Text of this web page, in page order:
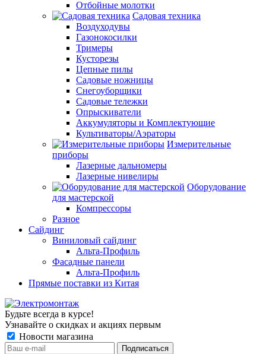
Отбойные молотки
Садовая техника
Воздуходувы
Газонокосилки
Тримеры
Кусторезы
Цепные пилы
Садовые ножницы
Снегоуборщики
Садовые тележки
Опрыскиватели
Аккумуляторы и Комплектующие
Культиваторы/Аэраторы
Измерительные
приборы
Лазерные дальномеры
Лазерные нивелиры
Оборудование
для мастерской
Компрессоры
Разное
Сайдинг
Виниловый сайдинг
Альта-Профиль
Фасадные панели
Альта-Профиль
Прямые поставки из Китая
Будьте всегда в курсе!
Узнавайте о скидках и акциях первым
Новости магазина